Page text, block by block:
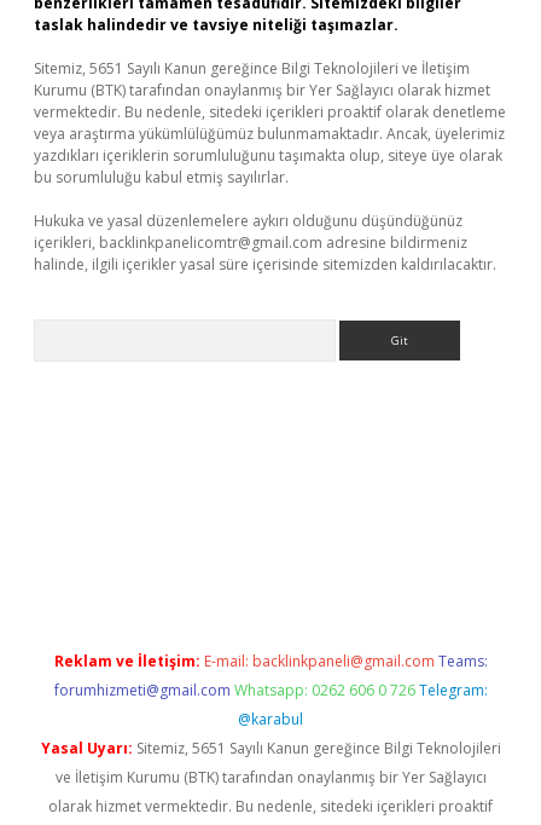
taslak halindedir ve tavsiye niteliği taşımazlar.
Sitemiz, 5651 Sayılı Kanun gereğince Bilgi Teknolojileri ve İletişim
Kurumu (BTK) tarafından onaylanmış bir Yer Sağlayıcı olarak hizmet
vermektedir. Bu nedenle, sitedeki içerikleri proaktif olarak denetleme
veya araştırma yükümlülüğümüz bulunmamaktadır. Ancak, üyelerimiz
yazdıkları içeriklerin sorumluluğunu taşımakta olup, siteye üye olarak
bu sorumluluğu kabul etmiş sayılırlar.
Hukuka ve yasal düzenlemelere aykırı olduğunu düşündüğünüz
içerikleri, backlinkpanelicomtr@gmail.com adresine bildirmeniz
halinde, ilgili içerikler yasal süre içerisinde sitemizden kaldırılacaktır.
Reklam ve İletişim: E-mail: backlinkpaneli@gmail.com Teams:
forumhizmeti@gmail.com Whatsapp: 0262 606 0 726 Telegram:
@karabul
Yasal Uyarı: Sitemiz, 5651 Sayılı Kanun gereğince Bilgi Teknolojileri
ve İletişim Kurumu (BTK) tarafından onaylanmış bir Yer Sağlayıcı
olarak hizmet vermektedir. Bu nedenle, sitedeki içerikleri proaktif